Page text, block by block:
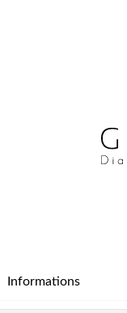
Informations